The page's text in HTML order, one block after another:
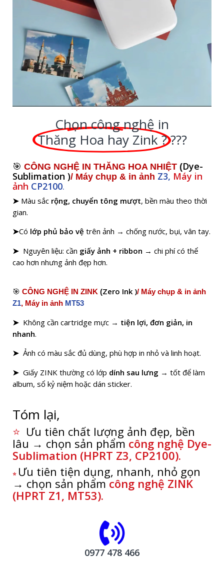
Chọn công nghệ in
Thăng Hoa hay Zink ????
🎯 CÔNG NGHỆ IN THĂNG HOA NHIỆT (Dye-
Sublimation )/ Máy chụp & in ảnh Z3, Máy in
ảnh CP2100.
➤ Màu sắc rộng, chuyển tông mượt, bền màu theo thời
gian.
➤Có lớp phủ bảo vệ trên ảnh → chống nước, bụi, vân tay.
➤ Nguyên liệu: cần giấy ảnh + ribbon → chi phí có thể
cao hơn nhưng ảnh đẹp hơn.
🎯 CÔNG NGHỆ IN ZINK (Zero Ink )/ Máy chụp & in ảnh
Z1, Máy in ảnh MT53
➤ Không cần cartridge mực → tiện lợi, đơn giản, in
nhanh.
➤ Ảnh có màu sắc đủ dùng, phù hợp in nhỏ và linh hoạt.
➤ Giấy ZINK thường có lớp dính sau lưng → tốt để làm
album, sổ kỷ niệm hoặc dán sticker.
Tóm lại,
⭐ Ưu tiên chất lượng ảnh đẹp, bền
lâu → chọn sản phẩm công nghệ Dye-
Sublimation (HPRT Z3, CP2100).
⭐ Ưu tiên tiện dụng, nhanh, nhỏ gọn
→ chọn sản phẩmcông nghệ ZINK
(HPRT Z1, MT53).
0977 478 466